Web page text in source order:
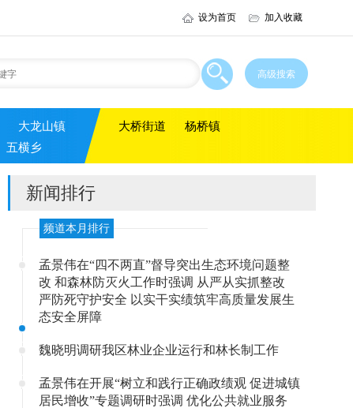
设为首页 加入收藏
大龙山镇
五横乡
大桥街道 杨桥镇
新闻排行
频道本月排行
孟景伟在“四不两直”督导突出生态环境问题整
改 和森林防灭火工作时强调 从严从实抓整改
严防死守护安全 以实干实绩筑牢高质量发展生
态安全屏障
魏晓明调研我区林业企业运行和林长制工作
孟景伟在开展“树立和践行正确政绩观 促进城镇
居民增收”专题调研时强调 优化公共就业服务